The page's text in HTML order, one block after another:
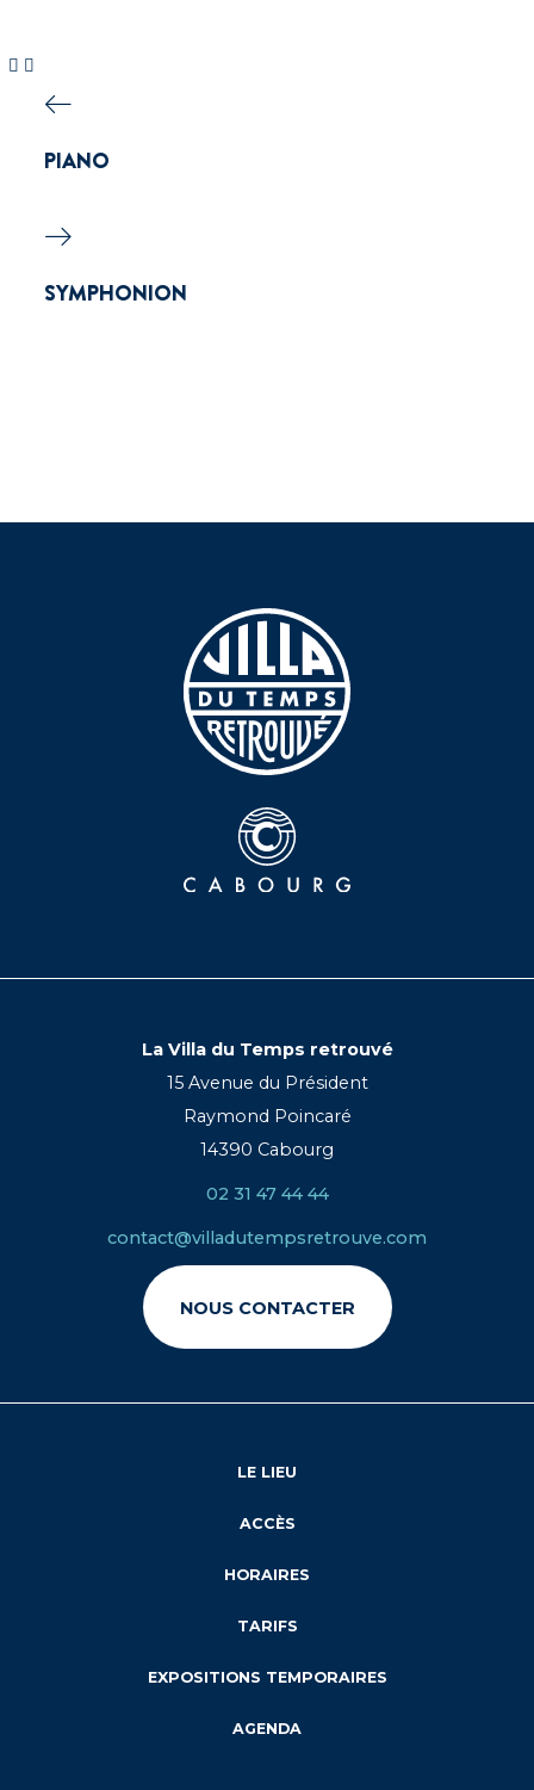
PIANO
SYMPHONION
La Villa du Temps retrouvé
15 Avenue du Président
Raymond Poincaré
14390 Cabourg
02 31 47 44 44
contact@villadutempsretrouve.com
NOUS CONTACTER
LE LIEU
ACCÈS
HORAIRES
TARIFS
EXPOSITIONS TEMPORAIRES
AGENDA